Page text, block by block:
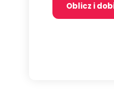
Oblicz i